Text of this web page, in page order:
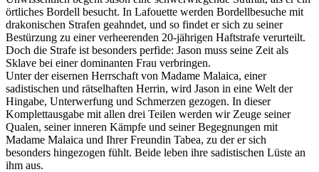
örtliches Bordell besucht. In Lafouette werden Bordellbesuche mit
drakonischen Strafen geahndet, und so findet er sich zu seiner
Bestürzung zu einer verheerenden 20-jährigen Haftstrafe verurteilt.
Doch die Strafe ist besonders perfide: Jason muss seine Zeit als
Sklave bei einer dominanten Frau verbringen.
Unter der eisernen Herrschaft von Madame Malaica, einer
sadistischen und rätselhaften Herrin, wird Jason in eine Welt der
Hingabe, Unterwerfung und Schmerzen gezogen. In dieser
Komplettausgabe mit allen drei Teilen werden wir Zeuge seiner
Qualen, seiner inneren Kämpfe und seiner Begegnungen mit
Madame Malaica und Ihrer Freundin Tabea, zu der er sich
besonders hingezogen fühlt. Beide leben ihre sadistischen Lüste an
ihm aus.